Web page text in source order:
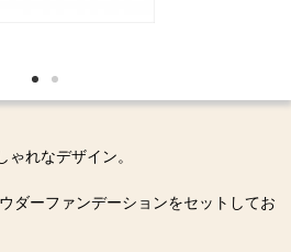
れなデザイン。
ダーファンデーションをセットしてお